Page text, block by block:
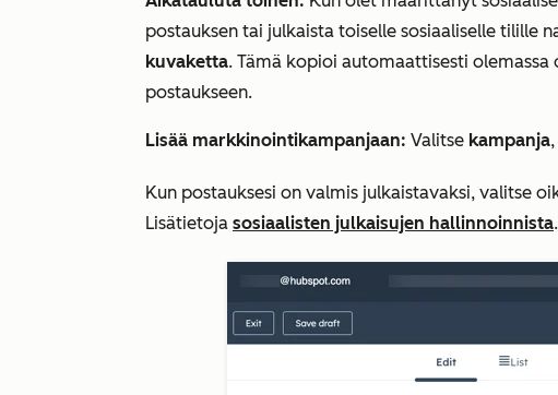
postauksen tai julkaista toiselle sosiaaliselle tilille
kuvaketta. Tämä kopioi automaattisesti olemassa
postaukseen.
Lisää markkinointikampanjaan: Valitse kampanja
Kun postauksesi on valmis julkaistavaksi, valitse
Lisätietoja sosiaalisten julkaisujen hallinnoinnista.